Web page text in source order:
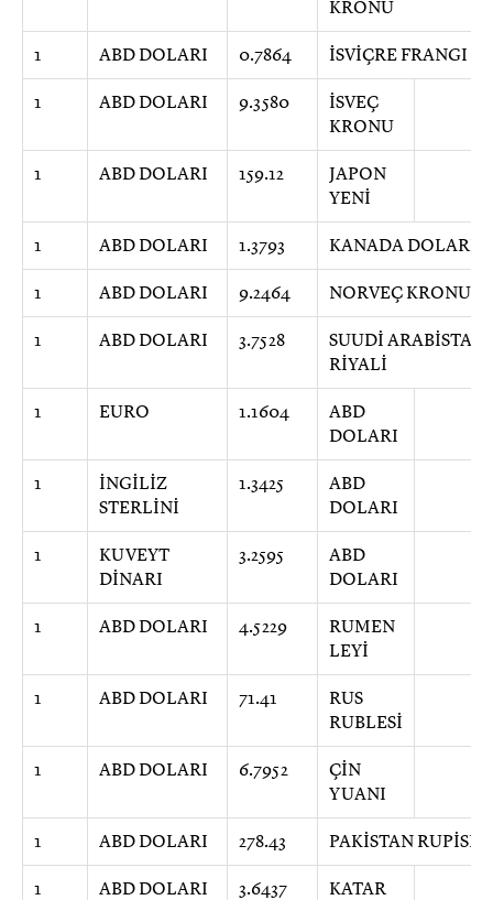
KRONU
1 ABD DOLARI 0.7864 İSVİÇRE FRANGI
1 ABD DOLARI 9.3580
İSVEÇ
KRONU
1 ABD DOLARI 159.12
JAPON
YENİ
1 ABD DOLARI 1.3793 KANADA DOLARI
1 ABD DOLARI 9.2464 NORVEÇ KRONU
1 ABD DOLARI 3.7528
SUUDİ ARABİSTAN
RİYALİ
1 EURO 1.1604
ABD
DOLARI
1
İNGİLİZ
STERLİNİ
1.3425
ABD
DOLARI
1
KUVEYT
DİNARI
3.2595
ABD
DOLARI
1 ABD DOLARI 4.5229
RUMEN
LEYİ
1 ABD DOLARI 71.41
RUS
RUBLESİ
1 ABD DOLARI 6.7952
ÇİN
YUANI
1 ABD DOLARI 278.43 PAKİSTAN RUPİSİ
1 ABD DOLARI 3.6437
KATAR